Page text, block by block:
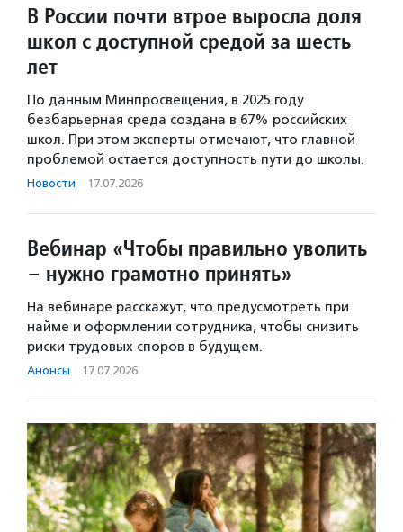
В России почти втрое выросла доля
школ с доступной средой за шесть
лет
По данным Минпросвещения, в 2025 году
безбарьерная среда создана в 67% российских
школ. При этом эксперты отмечают, что главной
проблемой остается доступность пути до школы.
Новости · 17.07.2026
Вебинар «Чтобы правильно уволить
– нужно грамотно принять»
На вебинаре расскажут, что предусмотреть при
найме и оформлении сотрудника, чтобы снизить
риски трудовых споров в будущем.
Анонсы · 17.07.2026